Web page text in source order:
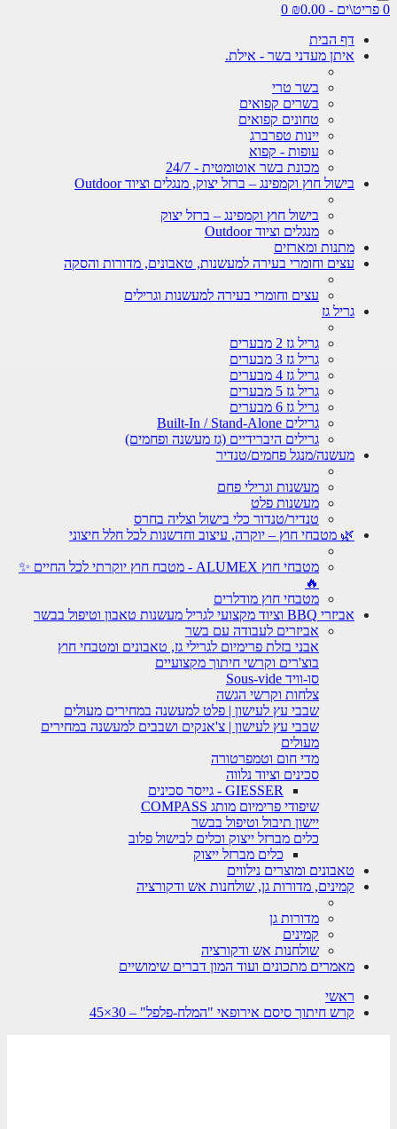
0
דף הבית
איתן מעדני בשר - אילת.
בשר טרי
בשרים קפואים
טחונים קפואים
יינות טפרברג
עופות - קפוא
מכונת בשר אוטומטית - 24/7
בישול חוץ וקמפינג – ברזל יצוק, מנגלים וציוד Outdoor
בישול חוץ וקמפינג – ברזל יצוק
מנגלים וציוד Outdoor
מתנות ומארזים
עצים וחומרי בעירה למעשנות, טאבונים, מדורות והסקה
עצים וחומרי בעירה למעשנות וגרילים
גריל גז
גריל גז 2 מבערים
גריל גז 3 מבערים
גריל גז 4 מבערים
גריל גז 5 מבערים
גריל גז 6 מבערים
גרילים Built-In / Stand-Alone
גרילים היברידיים (גז מעשנה ופחמים)
מעשנה/מנגל פחמים/טנדיר
מעשנות וגרילי פחם
מעשנות פלט
טנדיר/טנדור כלי בישול וצליה בחרס
🌿 מטבחי חוץ – יוקרה, עיצוב וחדשנות לכל חלל חיצוני
מטבחי חוץ ALUMEX - מטבח חוץ יוקרתי לכל החיים ✨
מטבחי חוץ מודלרים
אביזרי BBQ וציוד מקצועי לגריל מעשנות טאבון וטיפול בבשר
אביזרים לעבודה עם בשר
אבני בזלת פרימיום לגרילי גז, טאבונים ומטבחי חוץ
בוצ'רים וקרשי חיתוך מקצועיים
סו-וויד Sous-vide
צלחות וקרשי הגשה
שבבי עץ לעישון | פלט למעשנה במחירים מעולים
שבבי עץ לעישון | צ'אנקים ושבבים למעשנה במחירים
מעולים
מדי חום וטמפרטורה
סכינים וציוד נלווה
GIESSER - גייסר סכינים
שיפודי פרימיום מותג COMPASS
יישון תיבול וטיפול בבשר
כלים מברזל ייצוק וכלים לבישול פלוב
כלים מברזל ייצוק
טאבונים ומוצרים נילווים
קמינים, מדורות גן, שולחנות אש ודקורציה
מדורות גן
קמינים
שולחנות אש ודקורציה
מאמרים מתכונים ועוד המון דברים שימושיים
ראשי
קרש חיתוך סיסם אירופאי "המלח-פלפל" – 30×45